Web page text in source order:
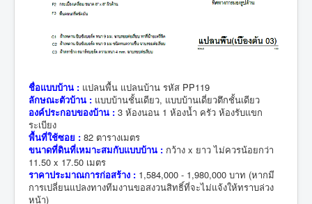
ชื่อแบบบ้าน : แปลนพื้น แปลนบ้าน รหัส PP119
ลักษณะตัวบ้าน : แบบบ้านชั้นเดียว, แบบบ้านเดี่ยวตึกชั้นเดียว
องค์ประกอบของบ้าน : 3 ห้องนอน 1 ห้องน้ำ ครัว ห้องรับแขก
ระเบียง
พื้นที่ใช้ซอย : 82 ตารางเมตร
ขนาดที่ดินที่เหมาะสมกับแบบบ้าน : กว้าง x ยาว ไม่ควรน้อยกว่า
11.50 x 17.50 เมตร
ราคาประมาณการก่อสร้าง : 1,584,000 - 1,980,000 บาท (หากมี
การเปลี่ยนแปลงทางทีมงานขอสงวนสิทธิ์ที่จะไม่แจ้งให้ทราบล่วง
หน้า)